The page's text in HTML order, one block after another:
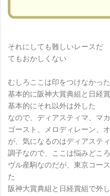
それにしても難しいレースだ
てもおかしくない
むしろここは印をつけなかっ
基本的に阪神大賞典組と日経
基本的にそれ以外は外した
なので、ディアスティマ、マ
ゴースト、メロディレーン、
が、気になるのはディアステ
調子なので、ここは悩みどこ
ヴル産駒なのだが、東京コー
た
阪神大賞典組と日経賞組で外